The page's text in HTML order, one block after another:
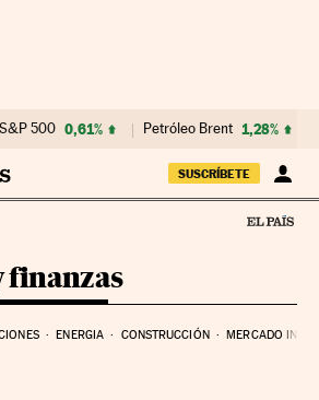
S&P 500 0,61% Petróleo Brent 1,28%
SUSCRÍBETE
finanzas
ENERGIA CONSTRUCCIÓN MERCADO